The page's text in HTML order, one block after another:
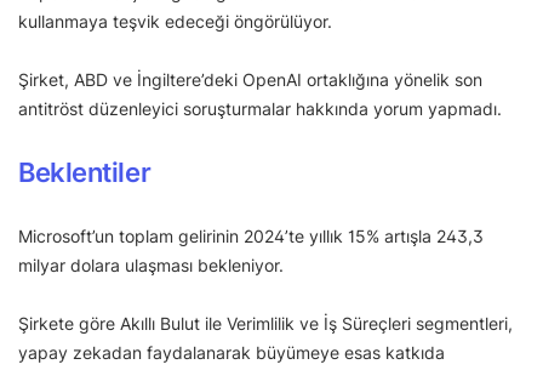
kullanmaya teşvik edeceği öngörülüyor.
Şirket, ABD ve İngiltere’deki OpenAI ortaklığına yönelik son
antitröst düzenleyici soruşturmalar hakkında yorum yapmadı.
Beklentiler
Microsoft’un toplam gelirinin 2024’te yıllık 15% artışla 243,3
milyar dolara ulaşması bekleniyor.
Şirkete göre Akıllı Bulut ile Verimlilik ve İş Süreçleri segmentleri,
yapay zekadan faydalanarak büyümeye esas katkıda